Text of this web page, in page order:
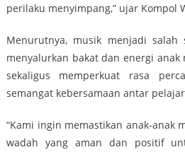
perilaku menyimpang,” ujar Kompol
Menurutnya, musik menjadi
menyalurkan bakat dan energi
sekaligus memperkuat rasa
semangat kebersamaan antar
“Kami ingin memastikan anak-anak
wadah yang aman dan positif